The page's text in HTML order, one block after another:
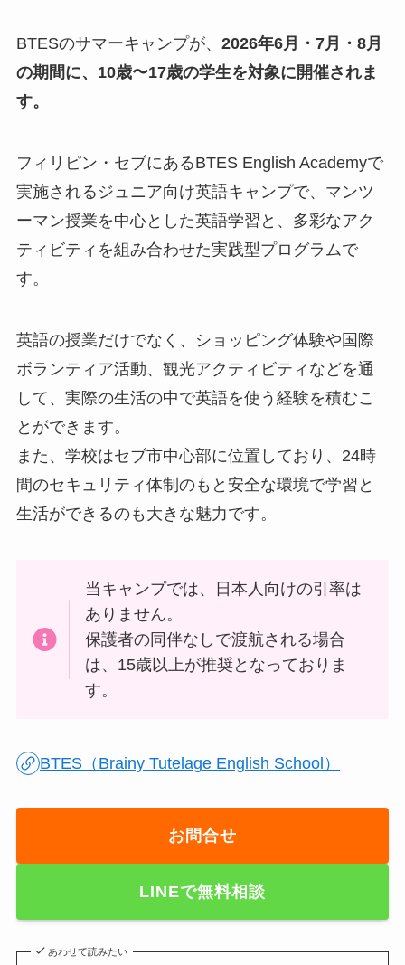
BTESのサマーキャンプが、 2026年6月・7月・8月
の期間に、10歳〜17歳の学生を対象に開催されま
す。
フィリピン・セブにあるBTES English Academyで
実施されるジュニア向け英語キャンプで、マンツ
ーマン授業を中心とした英語学習と、多彩なアク
ティビティを組み合わせた実践型プログラムで
す。
英語の授業だけでなく、ショッピング体験や国際
ボランティア活動、観光アクティビティなどを通
して、実際の生活の中で英語を使う経験を積むこ
とができます。
また、学校はセブ市中心部に位置しており、24時
間のセキュリティ体制のもと安全な環境で学習と
生活ができるのも大きな魅力です。
当キャンプでは、日本人向けの引率は
ありません。
保護者の同伴なしで渡航される場合
は、15歳以上が推奨となっておりま
す。
BTES（Brainy Tutelage English School）
お問合せ
LINEで無料相談
あわせて読みたい